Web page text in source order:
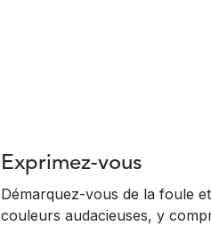
Exprimez-vous
Démarquez-vous de la foule
couleurs audacieuses, y